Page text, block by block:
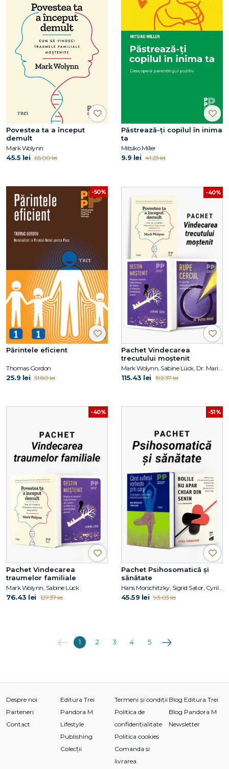
Povestea ta a început
demult
Mark Wolynn
45.5 lei 65.00 lei
Păstrează-ți copilul în inima
ta
Mitsiko Miller
9.9 lei 41.23 lei
-50%
Părintele eficient
Thomas Gordon
25.9 lei 51.80 lei
-40%
Pachet Vindecarea
trecutului moștenit
115.43 lei 192.37 lei
-40%
Pachet Vindecarea
traumelor familiale
Mark Wolynn, Sabine Lück
76.43 lei 127.37 lei
-51%
Pachet Psihosomatică și
sănătate
45.59 lei 93.03 lei
Anterioara
1 2 3 4 5 Următoarea
Despre noi
Parteneri
Contact
Editura Trei
Pandora M
Lifestyle
Publishing
Colecții
Termeni și condiții
Politica de
confidențialitate
Politica cookies
Comanda si
livrarea
Blog Editura Trei
Blog Pandora M
Newsletter